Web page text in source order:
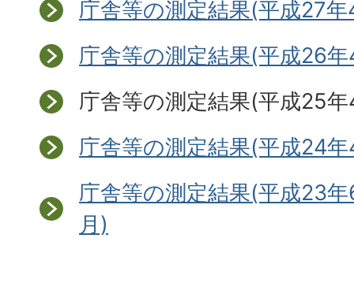
庁舎等の測定結果(平成27
庁舎等の測定結果(平成26
庁舎等の測定結果(平成25
庁舎等の測定結果(平成24
庁舎等の測定結果(平成23
月)